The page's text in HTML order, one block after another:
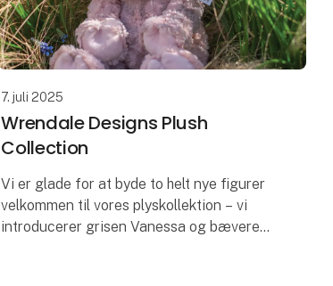
7. juli 2025
Wrendale Designs Plush
Collection
Vi er glade for at byde to helt nye figurer
velkommen til vores plyskollektion – vi
introducerer grisen Vanessa og bæveren